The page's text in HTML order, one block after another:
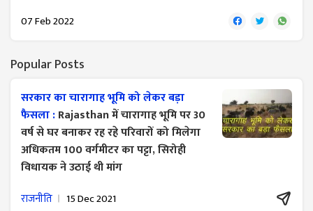
07 Feb 2022
Popular Posts
सरकार का चारागाह भूमि को लेकर बड़ा
फैसला :Rajasthan में चारागाह भूमि पर 30
वर्ष से घर बनाकर रह रहे परिवारों को मिलेगा
अधिकतम 100 वर्गमीटर का पट्टा, सिरोही
विधायक ने उठाई थी मांग
राजनीति 15 Dec 2021